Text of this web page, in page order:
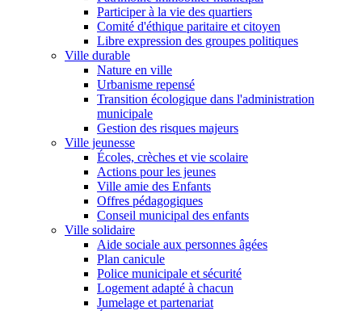
Participer à la vie des quartiers
Comité d'éthique paritaire et citoyen
Libre expression des groupes politiques
Ville durable
Nature en ville
Urbanisme repensé
Transition écologique dans l'administration
municipale
Gestion des risques majeurs
Ville jeunesse
Écoles, crèches et vie scolaire
Actions pour les jeunes
Ville amie des Enfants
Offres pédagogiques
Conseil municipal des enfants
Ville solidaire
Aide sociale aux personnes âgées
Plan canicule
Police municipale et sécurité
Logement adapté à chacun
Jumelage et partenariat